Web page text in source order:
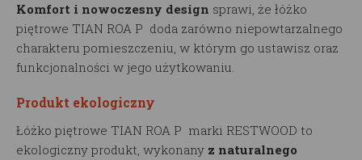
Komfort i nowoczesny design sprawi, że łóżko
piętrowe TIAN ROA P doda zarówno niepowtarzalnego
charakteru pomieszczeniu, w którym go ustawisz oraz
funkcjonalności w jego użytkowaniu.
Produkt ekologiczny
Łóżko piętrowe TIAN ROA P marki RESTWOOD to
ekologiczny produkt, wykonany z naturalnego